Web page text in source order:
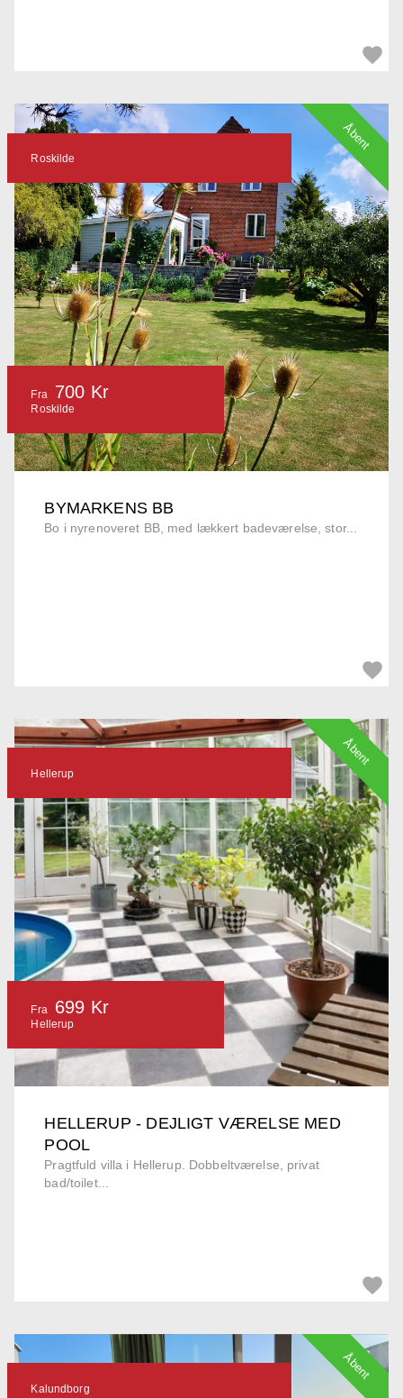
BYMARKENS BB
Bo i nyrenoveret BB, med lækkert badeværelse, stor...
Roskilde
Fra 700 Kr
Roskilde
Åbent
HELLERUP - DEJLIGT VÆRELSE MED
POOL
Pragtfuld villa i Hellerup. Dobbeltværelse, privat
bad/toilet...
Hellerup
Fra 699 Kr
Hellerup
Åbent
Kalundborg
Åbent